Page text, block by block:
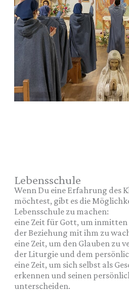
Lebensschule
Wenn Du eine Erfahrung des
möchtest, gibt es die
Lebensschule zu machen:
eine Zeit für Gott, um
der Beziehung mit ihm zu
eine Zeit, um den Glauben zu
der Liturgie und dem
eine Zeit, um sich selbst als
erkennen und seinen
unterscheiden.